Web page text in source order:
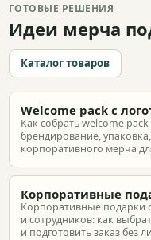
ГОТОВЫЕ РЕШЕНИЯ
Идеи мерча
Каталог товаров
Welcome pack с
Как собрать welcome
брендирование,
корпоративного мерча
Корпоративные
Корпоративные подарки
и сотрудников: как
и подготовить заказ без